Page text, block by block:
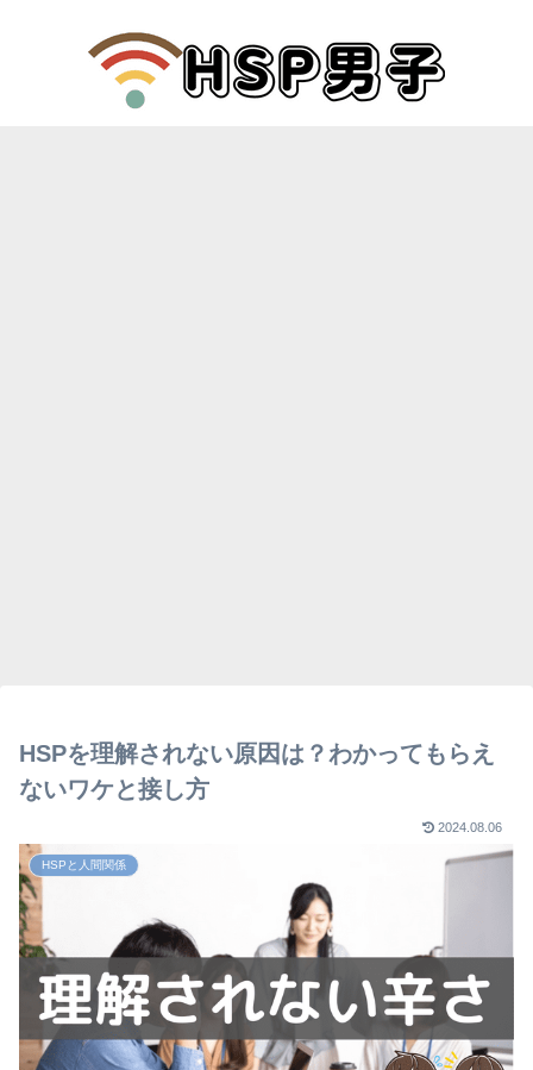
HSPを理解されない原因は？わかってもらえ
ないワケと接し方
2024.08.06
HSPと人間関係